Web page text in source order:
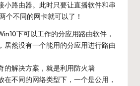
小路由器。此时只要让直播软件和串
个不同的网卡就可以了！
下可以工作的分应用路由软件，
居然没有一个能用的分应用进行路由
的解决方案，就是利用防火墙
在不同的网络类型下，一个是公用，